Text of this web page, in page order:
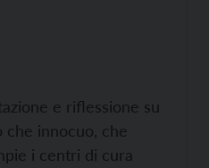
e riflessione su
innocuo, che
i centri di cura